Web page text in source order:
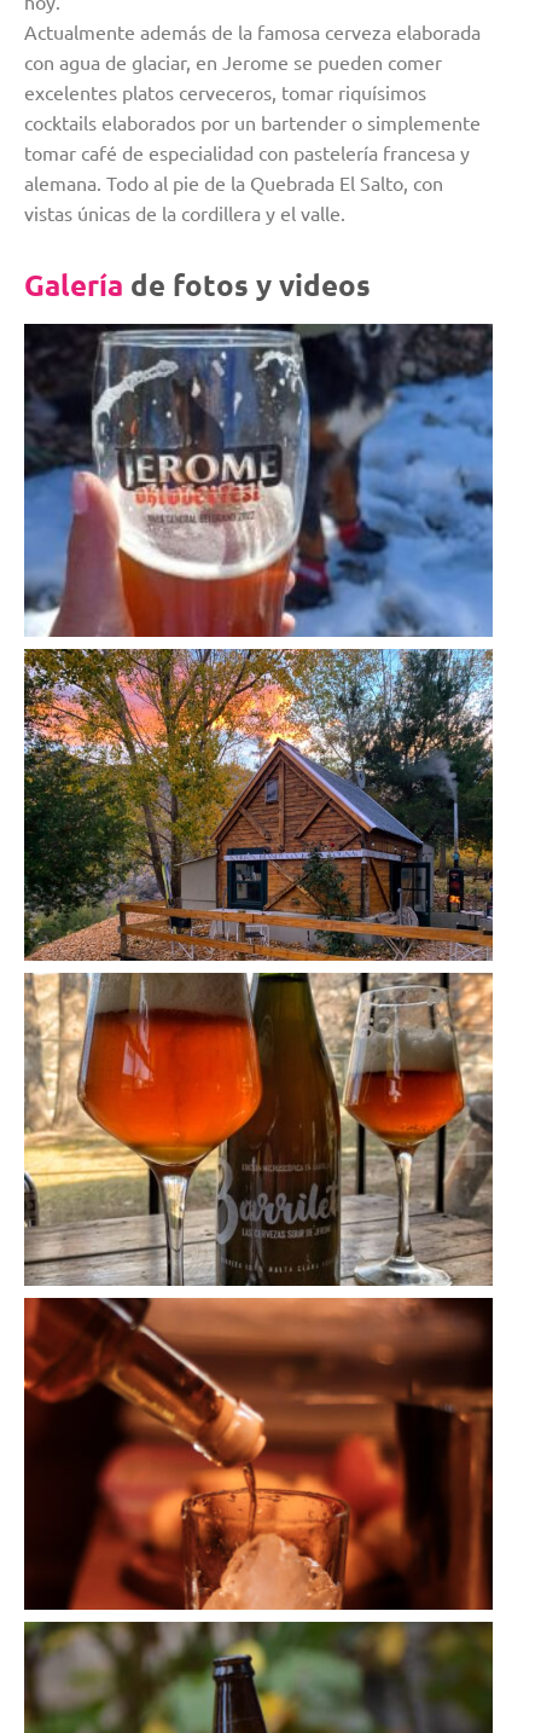
Actualmente además de la famosa cerveza elaborada
con agua de glaciar, en Jerome se pueden comer
excelentes platos cerveceros, tomar riquísimos
cocktails elaborados por un bartender o simplemente
tomar café de especialidad con pastelería francesa y
alemana. Todo al pie de la Quebrada El Salto, con
vistas únicas de la cordillera y el valle.
Galería de fotos y videos